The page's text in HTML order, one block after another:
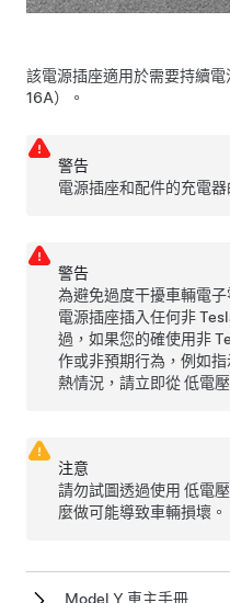
該電源插座適用於需要持續
16A）。
警告
電源插座和配件的充電器
警告
為避免過度干擾車輛電
電源插座插入任何非
過，如果您的確使用非
作或非預期行為，例如
熱情況，請立即從低電壓
注意
請勿試圖透過使用低電壓
麼做可能導致車輛損壞。
Model Y 車主手冊